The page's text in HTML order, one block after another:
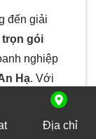
đến giải
trọn gói
nghiệp
Hạ. Với
công cho
mô lớn,
Địa chỉ